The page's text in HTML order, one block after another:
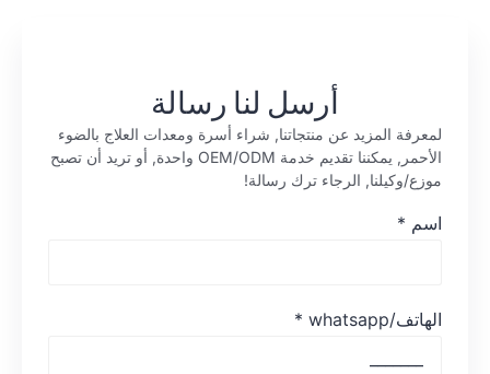
أرسل لنا رسالة
لمعرفة المزيد عن منتجاتنا, شراء أسرة ومعدات العلاج بالضوء
الأحمر, يمكننا تقديم خدمة OEM/ODM واحدة, أو تريد أن تصبح
موزع/وكيلنا, الرجاء ترك رسالة!
اسم *
الهاتف/whatsapp *